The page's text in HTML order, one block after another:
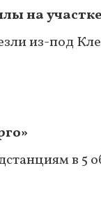
на
из-под
в 5